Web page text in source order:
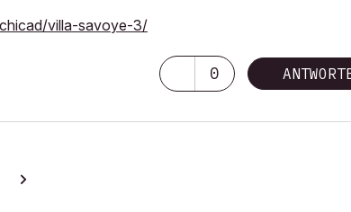
villa-savoye-3/
0